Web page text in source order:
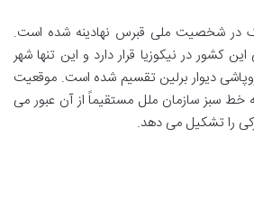
در شخصیت ملی قبرس نهادینه شده است.
کشور در نیکوزیا قرار دارد و این تنها شهر
دیوار برلین تقسیم شده است. موقعیت
خط سبز سازمان ملل مستقیماً از آن عبور می
را تشکیل می دهد.